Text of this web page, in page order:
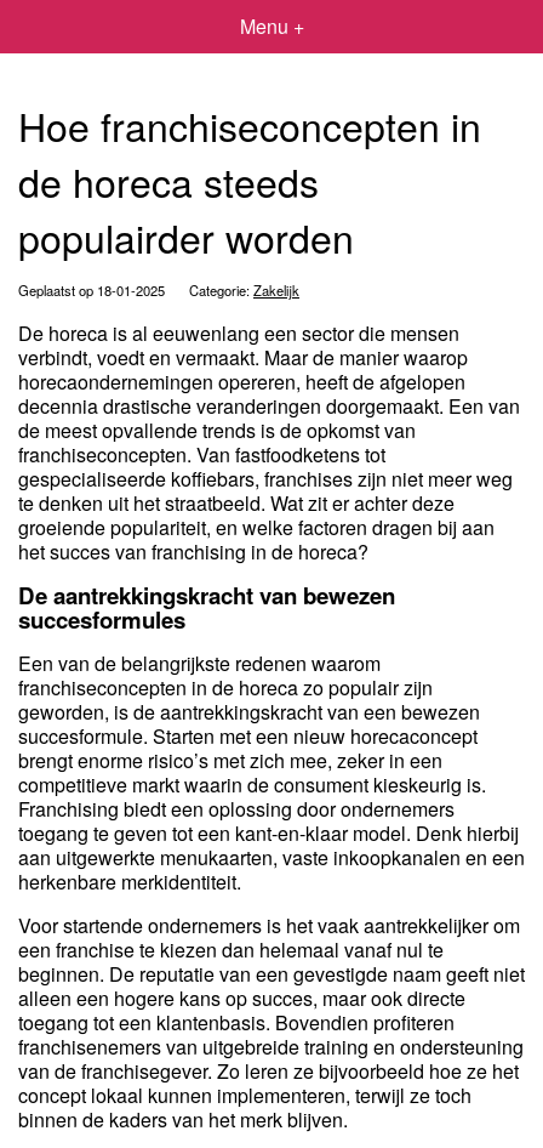
Menu +
Hoe franchiseconcepten in
de horeca steeds
populairder worden
Geplaatst op 18-01-2025 Categorie:Zakelijk
De horeca is al eeuwenlang een sector die mensen
verbindt, voedt en vermaakt. Maar de manier waarop
horecaondernemingen opereren, heeft de afgelopen
decennia drastische veranderingen doorgemaakt. Een van
de meest opvallende trends is de opkomst van
franchiseconcepten. Van fastfoodketens tot
gespecialiseerde koffiebars, franchises zijn niet meer weg
te denken uit het straatbeeld. Wat zit er achter deze
groeiende populariteit, en welke factoren dragen bij aan
het succes van franchising in de horeca?
De aantrekkingskracht van bewezen
succesformules
Een van de belangrijkste redenen waarom
franchiseconcepten in de horeca zo populair zijn
geworden, is de aantrekkingskracht van een bewezen
succesformule. Starten met een nieuw horecaconcept
brengt enorme risico’s met zich mee, zeker in een
competitieve markt waarin de consument kieskeurig is.
Franchising biedt een oplossing door ondernemers
toegang te geven tot een kant-en-klaar model. Denk hierbij
aan uitgewerkte menukaarten, vaste inkoopkanalen en een
herkenbare merkidentiteit.
Voor startende ondernemers is het vaak aantrekkelijker om
een franchise te kiezen dan helemaal vanaf nul te
beginnen. De reputatie van een gevestigde naam geeft niet
alleen een hogere kans op succes, maar ook directe
toegang tot een klantenbasis. Bovendien profiteren
franchisenemers van uitgebreide training en ondersteuning
van de franchisegever. Zo leren ze bijvoorbeeld hoe ze het
concept lokaal kunnen implementeren, terwijl ze toch
binnen de kaders van het merk blijven.